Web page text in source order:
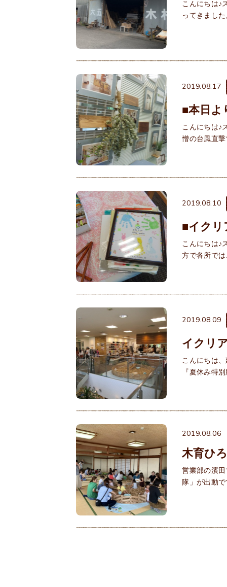
こんにちは♪
ってきまし
2019.08.17
■本日よ
こんにちは♪
憎の台風直
2019.08.10
■イクリ
こんにちは♪
方で各所で
2019.08.09
イクリ
こんにちは
『夏休み特
2019.08.06
木育ひ
営業部の濱
隊」が出動